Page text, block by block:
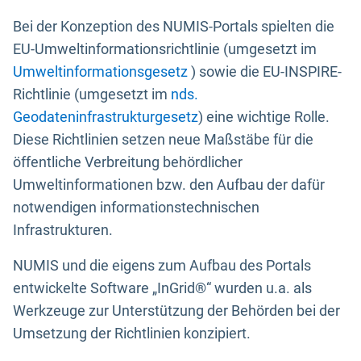
Bei der Konzeption des NUMIS-Portals spielten die
EU-Umweltinformationsrichtlinie (umgesetzt im
Umweltinformationsgesetz) sowie die EU-INSPIRE-
Richtlinie (umgesetzt im nds.
Geodateninfrastrukturgesetz) eine wichtige Rolle.
Diese Richtlinien setzen neue Maßstäbe für die
öffentliche Verbreitung behördlicher
Umweltinformationen bzw. den Aufbau der dafür
notwendigen informationstechnischen
Infrastrukturen.
NUMIS und die eigens zum Aufbau des Portals
entwickelte Software „InGrid®“ wurden u.a. als
Werkzeuge zur Unterstützung der Behörden bei der
Umsetzung der Richtlinien konzipiert.